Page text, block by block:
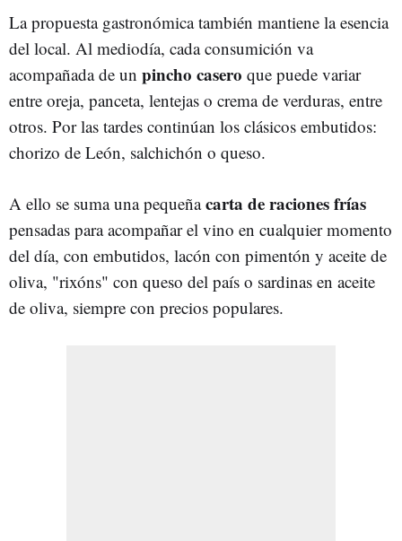
La propuesta gastronómica también mantiene la esencia
del local. Al mediodía, cada consumición va
acompañada de un pincho casero que puede variar
entre oreja, panceta, lentejas o crema de verduras, entre
otros. Por las tardes continúan los clásicos embutidos:
chorizo de León, salchichón o queso.
A ello se suma una pequeñacarta de raciones frías
pensadas para acompañar el vino en cualquier momento
del día, con embutidos, lacón con pimentón y aceite de
oliva, "rixóns" con queso del país o sardinas en aceite
de oliva, siempre con precios populares.